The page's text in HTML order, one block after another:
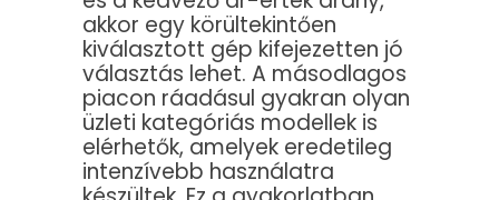
akkor egy körültekintően
kiválasztott gép kifejezetten jó
választás lehet. A másodlagos
piacon ráadásul gyakran olyan
üzleti kategóriás modellek is
elérhetők, amelyek eredetileg
intenzívebb használatra